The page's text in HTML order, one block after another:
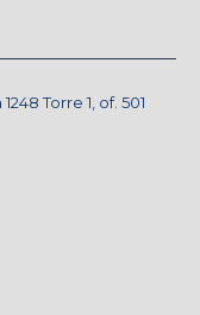
Torre 1, of. 501